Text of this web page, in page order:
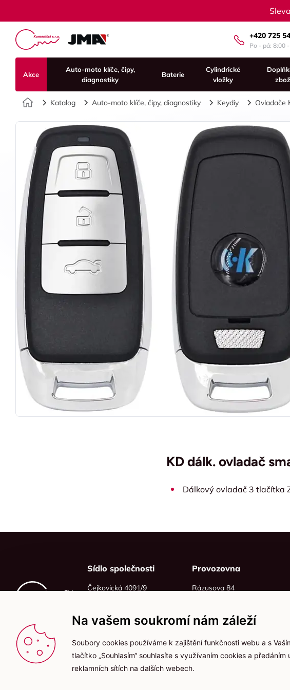
+420 725
Po - pá: 8:00
Akce
Auto-moto klíče, čipy,
diagnostiky
Baterie
Cylindrické
vložky
Úvod
Katalog Auto-moto klíče, čipy, diagnostiky Keydiy Ovladače
KD dálk. ovladač
Dálkový ovladač 3 tlačítka
Sídlo společnosti
Čejkovická 4091/9
IČO: 06215319
DIČ: CZ06215319
Provozovna
Rázusova 84
Na vašem soukromí nám záleží
Soubory cookies používáme k zajištění funkčnosti webu a s
tlačítko „Souhlasím“ souhlasíte s využívaním cookies a
reklamních sítích na dalších webech.